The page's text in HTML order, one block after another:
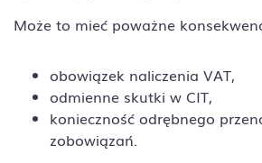
Może to mieć poważne
obowiązek naliczenia VAT,
odmienne skutki w CIT,
konieczność odrębnego
zobowiązań.